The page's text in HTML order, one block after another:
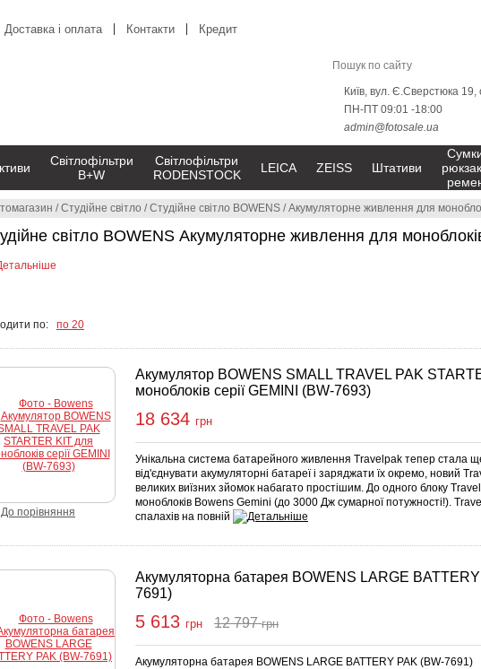
/Студійне світло /Студійне світло BOWENS /Акумуляторне живлення для
світло BOWENS Акумуляторне живлення для
по: по 20
До порівняння
Акумулятор BOWENS SMALL TRAVEL PAK
моноблоків серії GEMINI (BW-7693)
18 634 грн
Купити
Унікальна система батарейного живлення Travelpak тепер стала
від'єднувати акумуляторні батареї і заряджати їх окремо, новий
великих виїзних зйомок набагато простішим. До одного блоку
моноблоків Bowens Gemini (до 3000 Дж сумарної потужності!).
спалахів на повній
Акумуляторна батарея BOWENS LARGE
7691)
5 613 грн 12 797грн
Купити
Акумуляторна батарея BOWENS LARGE BATTERY PAK (BW-
Доставка і оплата Контакти Кредит
Київ, вул. Є.Сверстюка
ПН-ПТ 09:01 -18:00
admin@fotosale.ua
Світлофільтри
B+W
Світлофільтри
RODENSTOCK
LEICA ZEISS Штативи